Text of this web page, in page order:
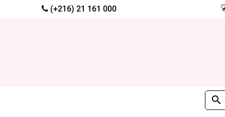
(+216) 21 161 000
